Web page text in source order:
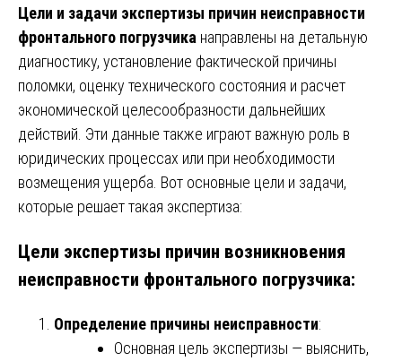
Цели и задачи экспертизы причин неисправности
фронтального погрузчика направлены на детальную
диагностику, установление фактической причины
поломки, оценку технического состояния и расчет
экономической целесообразности дальнейших
действий. Эти данные также играют важную роль в
юридических процессах или при необходимости
возмещения ущерба. Вот основные цели и задачи,
которые решает такая экспертиза:
Цели экспертизы причин возникновения
неисправности фронтального погрузчика:
Определение причины неисправности:
Основная цель экспертизы — выяснить,